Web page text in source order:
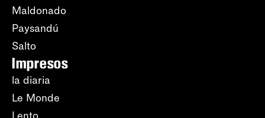
Maldonado
Paysandú
Salto
Impresos
la diaria
Le Monde